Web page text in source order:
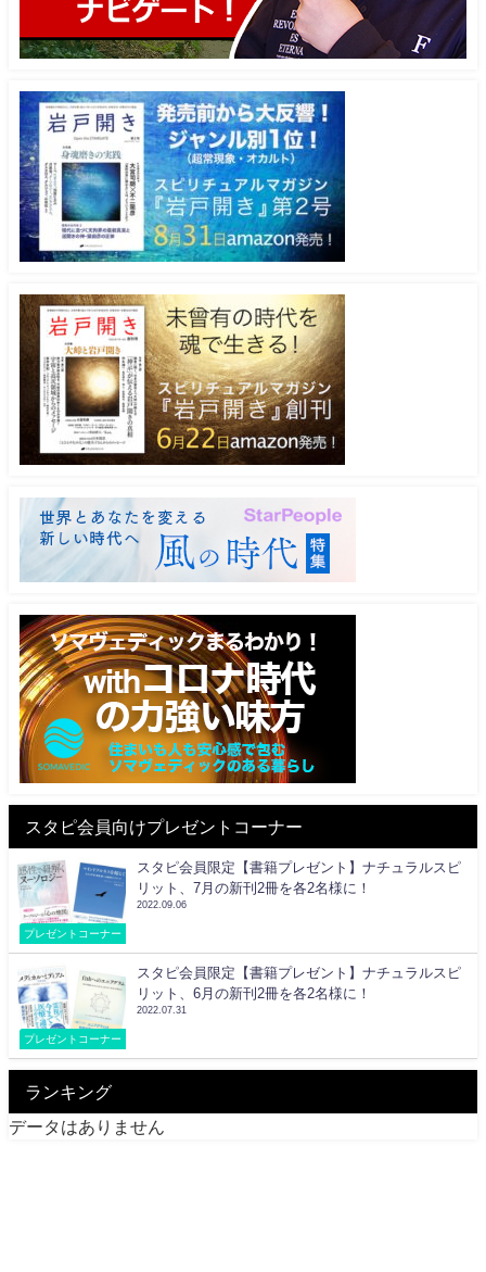
スタピ会員向けプレゼントコーナー
プレゼントコーナー
スタピ会員限定【書籍プレゼント】ナチュラルスピ
リット、7月の新刊2冊を各2名様に！
2022.09.06
プレゼントコーナー
スタピ会員限定【書籍プレゼント】ナチュラルスピ
リット、6月の新刊2冊を各2名様に！
2022.07.31
ランキング
データはありません